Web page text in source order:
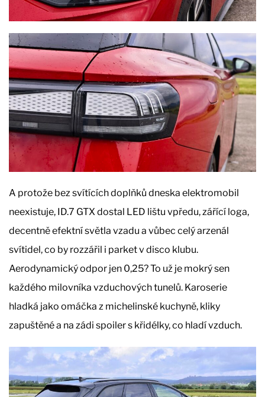
A protože bez svítících doplňků dneska elektromobil
neexistuje, ID.7 GTX dostal LED lištu vpředu, zářící loga,
decentně efektní světla vzadu a vůbec celý arzenál
svítidel, co by rozzářil i parket v disco klubu.
Aerodynamický odpor jen 0,25? To už je mokrý sen
každého milovníka vzduchových tunelů. Karoserie
hladká jako omáčka z michelinské kuchyně, kliky
zapuštěné a na zádi spoiler s křidélky, co hladí vzduch.